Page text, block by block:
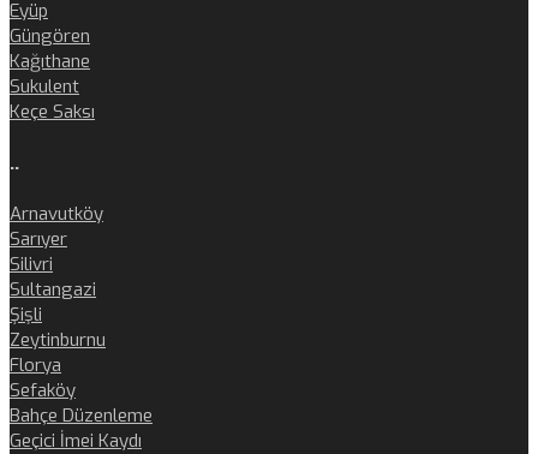
Eyüp
Güngören
Kağıthane
Sukulent
Keçe Saksı
..
Arnavutköy
Sarıyer
Silivri
Sultangazi
Şişli
Zeytinburnu
Florya
Sefaköy
Bahçe Düzenleme
Geçici İmei Kaydı